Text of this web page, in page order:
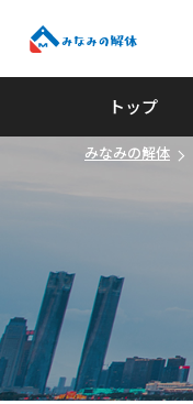
トップ
みなみの解体